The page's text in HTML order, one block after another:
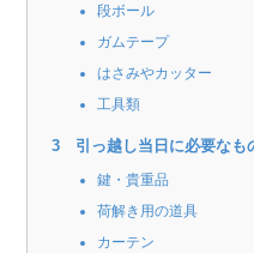
段ボール
ガムテープ
はさみやカッター
工具類
引っ越し当日に必要なも
鍵・貴重品
荷解き用の道具
カーテン